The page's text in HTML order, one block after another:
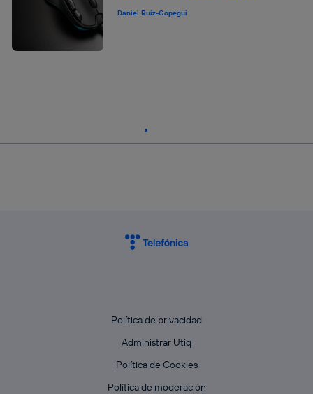
Daniel Ruiz-Gopegui
Política de privacidad
Administrar Utiq
Política de Cookies
Política de moderación